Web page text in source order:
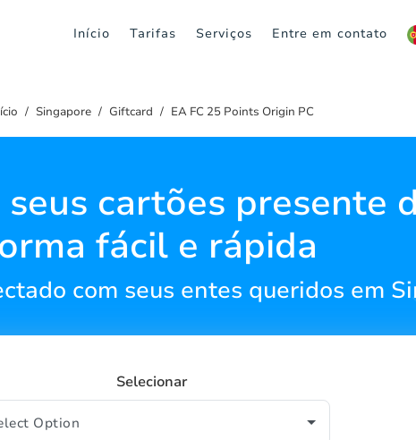
Início Tarifas Serviços Entre em contato
Singapore Giftcard EA FC 25 Points Origin PC
cartões presente
fácil e rápida
com seus entes queridos em
Selecionar